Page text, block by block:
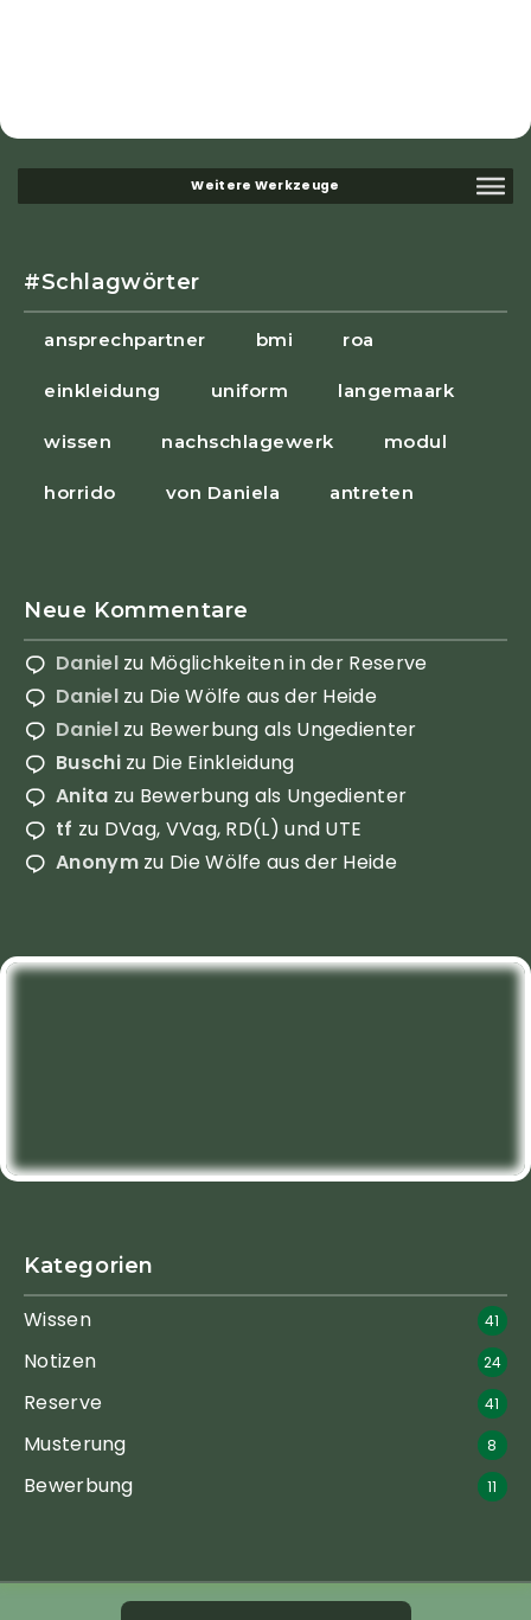
#Schlagwörter
ansprechpartner bmi roa
einkleidung uniform langemaark
wissen nachschlagewerk modul
horrido von Daniela antreten
Neue Kommentare
Danielzu Möglichkeiten in der Reserve
Danielzu Die Wölfe aus der Heide
Danielzu Bewerbung als Ungedienter
Buschizu Die Einkleidung
Anita zu Bewerbung als Ungedienter
tf zu DVag, VVag, RD(L) und UTE
Anonymzu Die Wölfe aus der Heide
Kategorien
Wissen 41
Notizen 24
Reserve 41
Musterung 8
Bewerbung 11